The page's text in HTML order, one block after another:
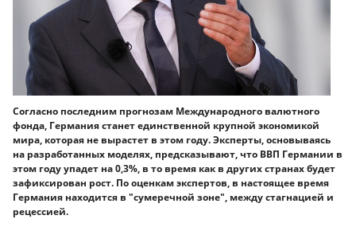
Согласно последним прогнозам Международного валютного
фонда, Германия станет единственной крупной экономикой
мира, которая не вырастет в этом году. Эксперты, основываясь
на разработанных моделях, предсказывают, что ВВП Германии в
этом году упадет на 0,3%, в то время как в других странах будет
зафиксирован рост. По оценкам экспертов, в настоящее время
Германия находится в "сумеречной зоне", между стагнацией и
рецессией.